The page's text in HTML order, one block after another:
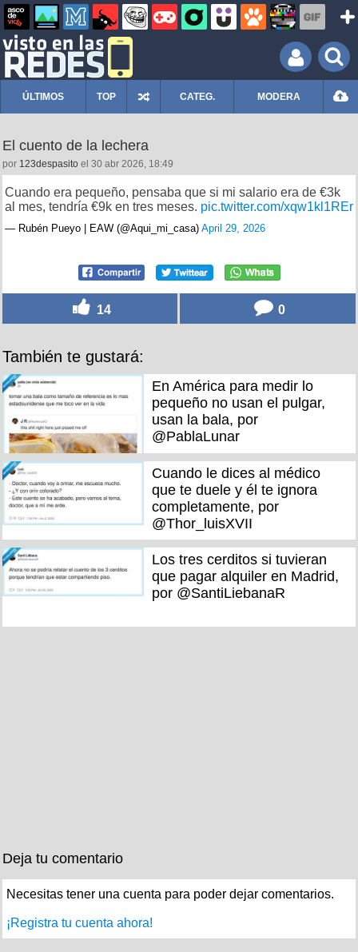
ÚLTIMOS TOP CATEG. MODERA
El cuento de la lechera
por 123despasito el 30 abr 2026, 18:49
Cuando era pequeño, pensaba que si mi salario era de €3k
al mes, tendría €9k en tres meses. pic.twitter.com/xqw1kl1REr
— Rubén Pueyo | EAW (@Aqui_mi_casa) April 29, 2026
14 0
También te gustará:
En América para medir lo
pequeño no usan el pulgar,
usan la bala, por
@PablaLunar
Cuando le dices al médico
que te duele y él te ignora
completamente, por
@Thor_luisXVII
Los tres cerditos si tuvieran
que pagar alquiler en Madrid,
por @SantiLiebanaR
Deja tu comentario
Necesitas tener una cuenta para poder dejar comentarios.
¡Registra tu cuenta ahora!